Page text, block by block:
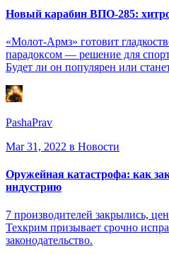
Новый карабин ВПО-285:
«Молот-Армз» готовит
парадоксом — решение для
Будет ли он популярен или
PashaPrav
Mar 31, 2022 в Новости
Оружейная катастрофа: как
индустрию
7 производителей закрылись,
Техкрим призывает срочно
законодательство.